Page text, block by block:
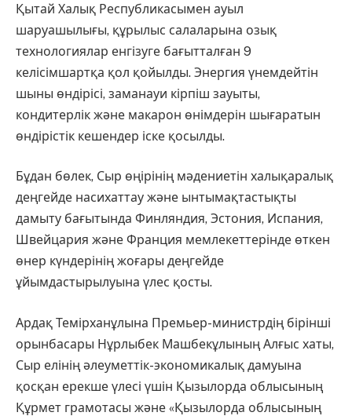
Қытай Халық Республикасымен ауыл
шаруашылығы, құрылыс салаларына озық
технологиялар енгізуге бағытталған 9
келісімшартқа қол қойылды. Энергия үнемдейтін
шыны өндірісі, заманауи кірпіш зауыты,
кондитерлік және макарон өнімдерін шығаратын
өндірістік кешендер іске қосылды.
Бұдан бөлек, Сыр өңірінің мәдениетін халықаралық
деңгейде насихаттау және ынтымақтастықты
дамыту бағытында Финляндия, Эстония, Испания,
Швейцария және Франция мемлекеттерінде өткен
өнер күндерінің жоғары деңгейде
ұйымдастырылуына үлес қосты.
Ардақ Темірханұлына Премьер-министрдің бірінші
орынбасары Нұрлыбек Машбекұлының Алғыс хаты,
Сыр елінің әлеуметтік-экономикалық дамуына
қосқан ерекше үлесі үшін Қызылорда облысының
Құрмет грамотасы және «Қызылорда облысының